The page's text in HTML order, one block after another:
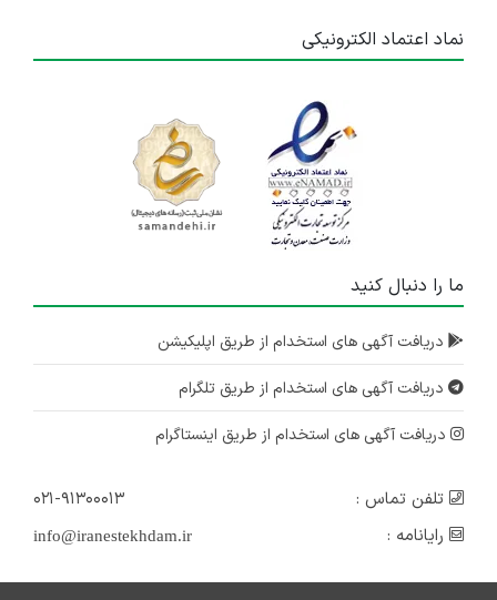
نماد اعتماد الکترونیکی
ما را دنبال کنید
دریافت آگهی های استخدام از طریق اپلیکیشن
دریافت آگهی های استخدام از طریق تلگرام
دریافت آگهی های استخدام از طریق اینستاگرام
تلفن تماس :
۰۲۱-۹۱۳۰۰۰۱۳
رایانامه :
info@iranestekhdam.ir